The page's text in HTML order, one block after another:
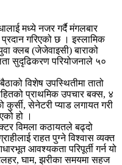
मध्ये नजर गर्दै मंगलबार
गरिएको छ । इस्लामिक
क्लब (जेजेवाइसी) बाराको
सुदृढिकरण परियोजनाले ५०
विशेष उपस्थितीमा तातो
प्राथमिक उपचार बक्स, ४
सेनेटरी प्याड लगायत गरी
हो ।
विमला कठायतले बढ्दो
राहत पुग्ने विश्वास व्यक्त
आवश्यकता परिपूर्ती गर्न यो
घाम, झरीका समयमा सहज